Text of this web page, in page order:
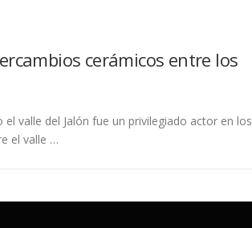
cerámicos entre los
valle del Jalón fue un privilegiado actor en los
el valle …